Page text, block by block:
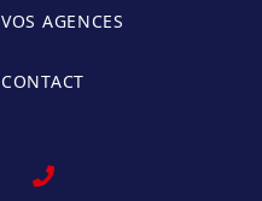
VOS AGENCES
CONTACT